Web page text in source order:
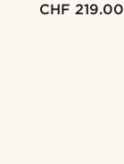
CHF 219.00